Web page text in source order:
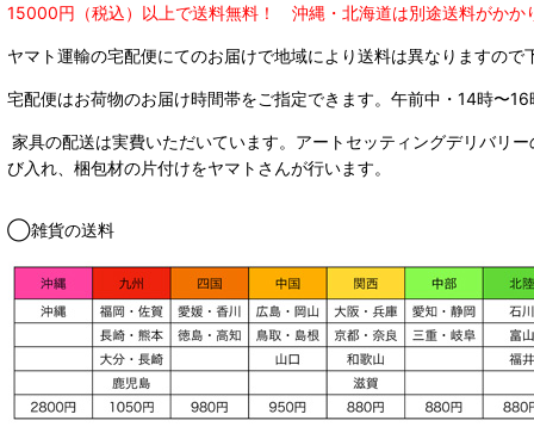
15000円（税込）以上で送料無料！ 沖縄・北海道は別途送料がかか
ヤマト運輸の宅配便にてのお届けで地域により送料は異なりますので
宅配便はお荷物のお届け時間帯をご指定できます。 午前中・14時〜
家具の配送は実費いただいています。アートセッティングデリバリ
び入れ、梱包材の片付けをヤマトさんが行います。
◯雑貨の送料